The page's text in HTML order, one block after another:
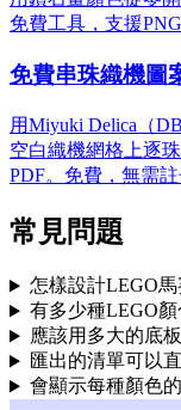
免費工具，支援
免費串珠織機圖
用Miyuki Delica（
空白織機網格上逐
PDF。免費，無需註
常見問題
怎樣設計LEGO馬
有多少種LEGO顏
應該用多大的底
匯出的清單可以
會顯示每種顏色